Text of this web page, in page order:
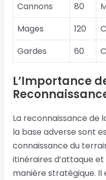
Cannons
80
Mages
120
Gardes
60
L’Importance
La reconnaissance de
la base adverse sont
connaissance du
itinéraires d’attaque
manière stratégique.